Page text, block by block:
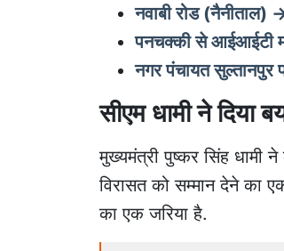
नवाबी रोड (नैनीताल)
पनचक्की से आईआईटी
नगर पंचायत सुल्तानपुर
सीएम धामी ने दिया
मुख्यमंत्री पुष्कर सिंह धामी
विरासत को सम्मान देने का
का एक जरिया है.